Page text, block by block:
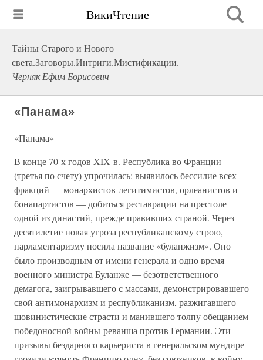
ВикиЧтение
Тайны Старого и Нового
света.Заговоры.Интриги.Мистификации.
Черняк Ефим Борисович
«Панама»
«Панама»
В конце 70-х годов XIX в. Республика во Франции
(третья по счету) упрочилась: выявилось бессилие всех
фракций — монархистов-легитимистов, орлеанистов и
бонапартистов — добиться реставрации на престоле
одной из династий, прежде правивших страной. Через
десятилетие новая угроза республиканскому строю,
парламентаризму носила название «буланжизм». Оно
было производным от имени генерала и одно время
военного министра Буланже — безответственного
демагога, заигрывавшего с массами, демонстрировавшего
свой антимонархизм и республиканизм, разжигавшего
шовинистические страсти и манившего толпу обещанием
победоносной войны-реванша против Германии. Эти
призывы бездарного карьериста в генеральском мундире